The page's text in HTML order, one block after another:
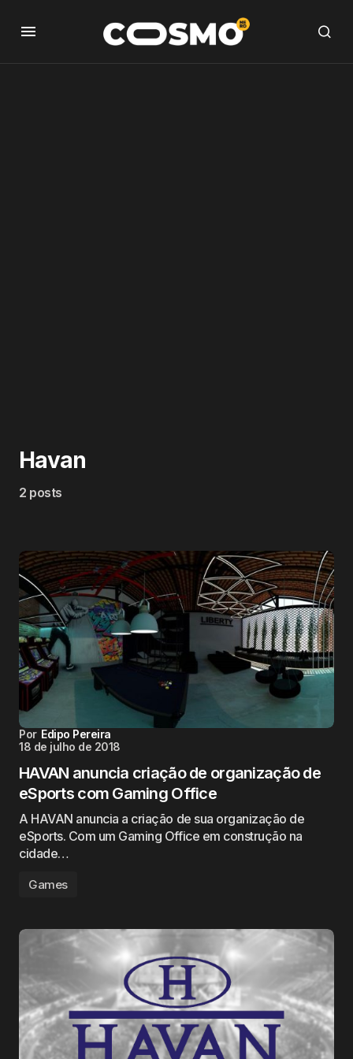
Havan
2 posts
Por Edipo Pereira
18 de julho de 2018
HAVAN anuncia criação de organização de
eSports com Gaming Office
A HAVAN anuncia a criação de sua organização de
eSports. Com um Gaming Office em construção na
cidade…
Games